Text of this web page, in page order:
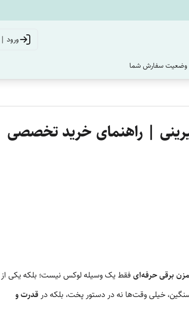
ورود
وضعیت سفارش‌ شما
| راهنمای خرید تخصصی
برقی حرفه‌ای فقط یک وسیله لوکس نیست؛ بلکه یکی از
خیلی وقت‌ها نه در دستور پخت، بلکه در قدرت و